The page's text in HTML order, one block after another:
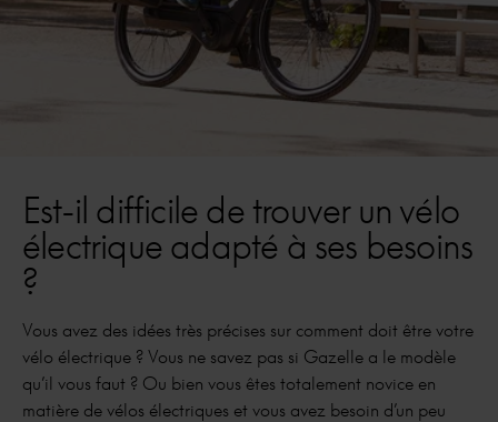
Est-il difficile de trouver un vélo
électrique adapté à ses besoins
?
Vous avez des idées très précises sur comment doit être votre
vélo électrique ? Vous ne savez pas si Gazelle a le modèle
qu’il vous faut ? Ou bien vous êtes totalement novice en
matière de vélos électriques et vous avez besoin d’un peu